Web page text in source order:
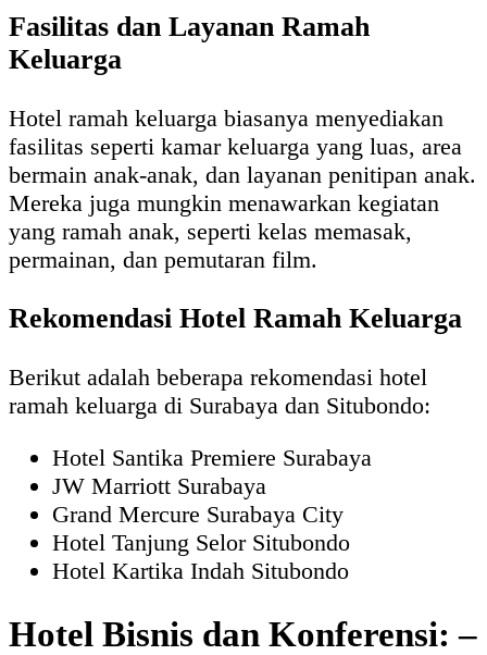
Fasilitas dan Layanan Ramah
Keluarga
Hotel ramah keluarga biasanya menyediakan
fasilitas seperti kamar keluarga yang luas, area
bermain anak-anak, dan layanan penitipan anak.
Mereka juga mungkin menawarkan kegiatan
yang ramah anak, seperti kelas memasak,
permainan, dan pemutaran film.
Rekomendasi Hotel Ramah Keluarga
Berikut adalah beberapa rekomendasi hotel
ramah keluarga di Surabaya dan Situbondo:
Hotel Santika Premiere Surabaya
JW Marriott Surabaya
Grand Mercure Surabaya City
Hotel Tanjung Selor Situbondo
Hotel Kartika Indah Situbondo
Hotel Bisnis dan Konferensi: –